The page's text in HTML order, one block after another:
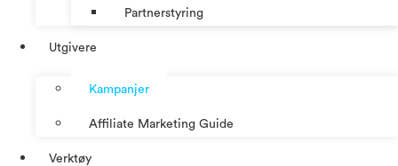
Partnerstyring
Utgivere
Kampanjer
Affiliate Marketing Guide
Verktøy